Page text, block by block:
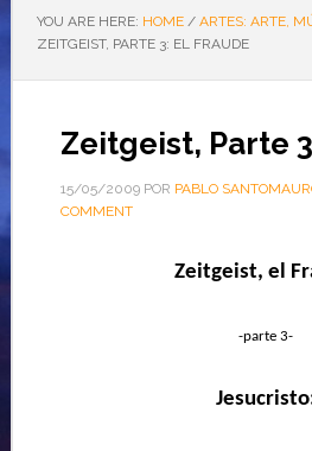
YOU ARE HERE: HOME / ARTES: ARTE,
ZEITGEIST, PARTE 3: EL FRAUDE
Zeitgeist, Parte
15/05/2009POR PABLO
COMMENT
Zeitgeist, el
-parte 3-